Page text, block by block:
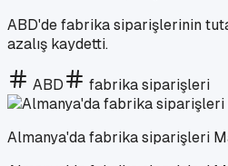
ABD'de fabrika siparişlerinin
azalış kaydetti.
ABD fabrika siparişleri
Almanya'da fabrika siparişleri